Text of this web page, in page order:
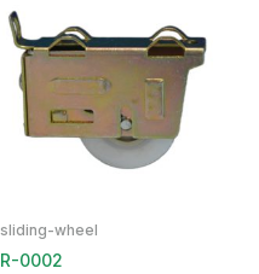
sliding-wheel
R-0002